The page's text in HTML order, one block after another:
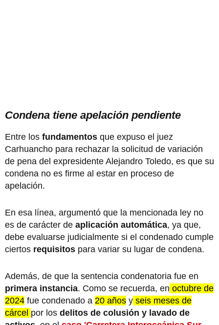
Condena tiene apelación pendiente
Entre los fundamentos que expuso el juez
Carhuancho para rechazar la solicitud de variación
de pena del expresidente Alejandro Toledo, es que su
condena no es firme al estar en proceso de
apelación.
En esa línea, argumentó que la mencionada ley no
es de carácter de aplicación automática, ya que,
debe evaluarse judicialmente si el condenado cumple
ciertos requisitos para variar su lugar de condena.
Además, de que la sentencia condenatoria fue en
primera instancia. Como se recuerda, en octubre de
2024 fue condenado a 20 años y seis meses de
cárcel por los delitos de colusión y lavado de